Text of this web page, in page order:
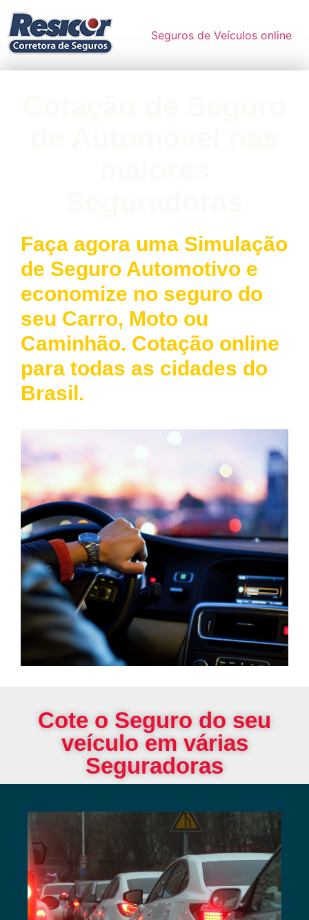
Seguros de Veículos online
Faça agora uma Simulação
de Seguro Automotivo e
economize no seguro do
seu Carro, Moto ou
Caminhão. Cotação online
para todas as cidades do
Brasil.
Cote o Seguro do seu
veículo em várias
Seguradoras